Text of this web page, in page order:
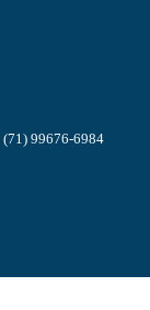
(71) 99676-6984